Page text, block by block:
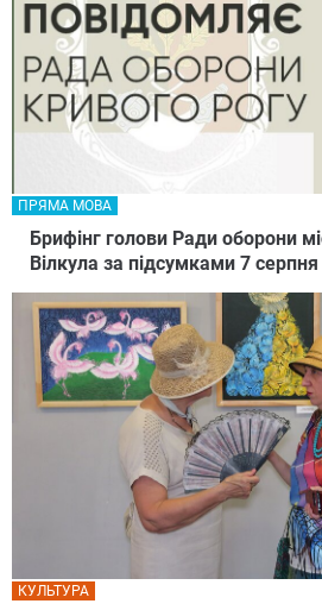
Брифінг голови Ради оборони
Вілкула за підсумками 7 серпня
ПРЯМА МОВА
КУЛЬТУРА